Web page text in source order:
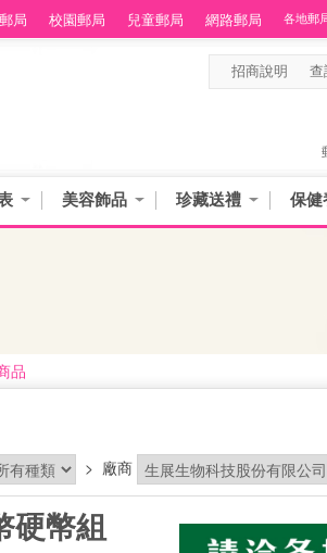
局 校園郵局 兒童郵局 網路郵局 各地郵
招商說明 查
美容飾品 珍藏送禮 保健
品
> 廠商
硬幣組